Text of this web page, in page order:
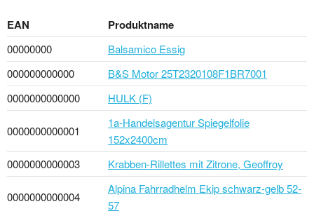
EAN Produktname
00000000
Balsamico Essig
000000000000
B&S Motor 25T2320108F1BR7001
0000000000000
HULK (F)
0000000000001
1a-Handelsagentur Spiegelfolie
152x2400cm
0000000000003
Krabben-Rillettes mit Zitrone, Geoffroy
0000000000004
Alpina Fahrradhelm Ekip schwarz-gelb 52-
57